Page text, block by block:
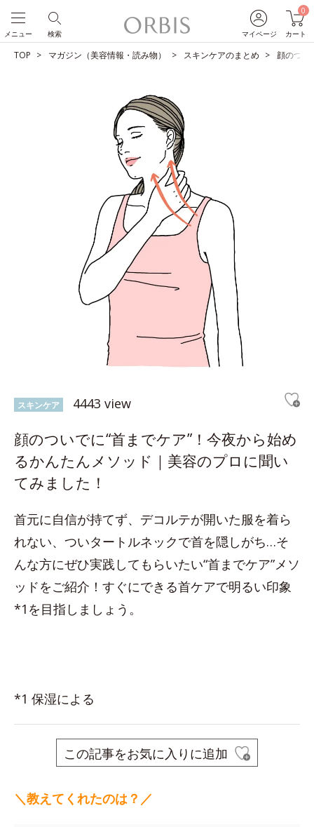
マイページ
0
カート
検索
メニュー
TOP マガジン（美容情報・読み物） スキンケアのまとめ 顔のつい
スキンケア 4443 view
顔のついでに“首までケア”！今夜から始め
るかんたんメソッド｜美容のプロに聞い
てみました！
首元に自信が持てず、デコルテが開いた服を着ら
れない、ついタートルネックで首を隠しがち…そ
んな方にぜひ実践してもらいたい“首までケア”メソ
ッドをご紹介！すぐにできる首ケアで明るい印象
*1を目指しましょう。
*1 保湿による
この記事をお気に入りに追加
＼教えてくれたのは？／